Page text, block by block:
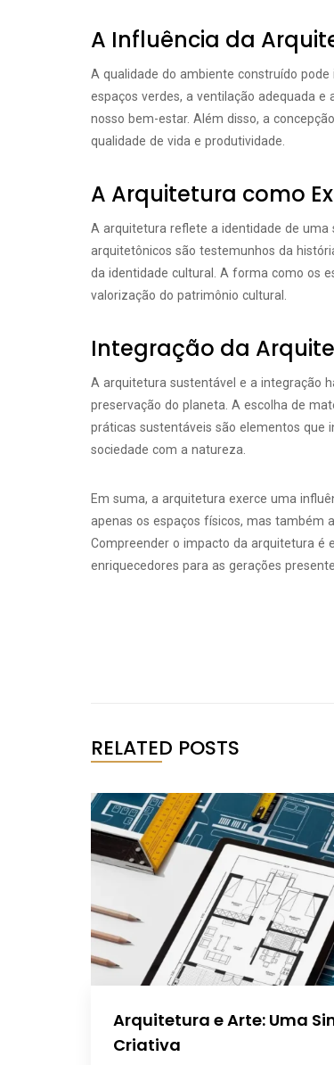
A Influência da
A qualidade do ambiente construído
espaços verdes, a ventilação adequada
nosso bem-estar. Além disso, a
qualidade de vida e produtividade.
A Arquitetura como
A arquitetura reflete a identidade de uma
arquitetônicos são testemunhos da
da identidade cultural. A forma como os
valorização do patrimônio cultural.
Integração da
A arquitetura sustentável e a integração
preservação do planeta. A escolha de
práticas sustentáveis são elementos que
sociedade com a natureza.
Em suma, a arquitetura exerce uma
apenas os espaços físicos, mas também
Compreender o impacto da arquitetura é
enriquecedores para as gerações
RELATED POSTS
Arquitetura e Arte: Uma
Criativa